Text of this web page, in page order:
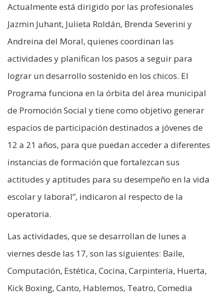
Actualmente está dirigido por las profesionales
Jazmin Juhant, Julieta Roldán, Brenda Severini y
Andreina del Moral, quienes coordinan las
actividades y planifican los pasos a seguir para
lograr un desarrollo sostenido en los chicos. El
Programa funciona en la órbita del área municipal
de Promoción Social y tiene como objetivo generar
espacios de participación destinados a jóvenes de
12 a 21 años, para que puedan acceder a diferentes
instancias de formación que fortalezcan sus
actitudes y aptitudes para su desempeño en la vida
escolar y laboral”, indicaron al respecto de la
operatoria.
Las actividades, que se desarrollan de lunes a
viernes desde las 17, son las siguientes: Baile,
Computación, Estética, Cocina, Carpintería, Huerta,
Kick Boxing, Canto, Hablemos, Teatro, Comedia